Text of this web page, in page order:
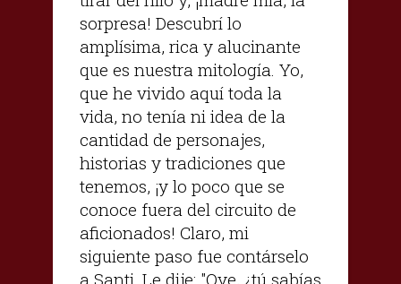
sorpresa! Descubrí lo
amplísima, rica y alucinante
que es nuestra mitología. Yo,
que he vivido aquí toda la
vida, no tenía ni idea de la
cantidad de personajes,
historias y tradiciones que
tenemos, ¡y lo poco que se
conoce fuera del circuito de
aficionados! Claro, mi
siguiente paso fue contárselo
a Santi. Le dije: "Oye, ¿tú sabías